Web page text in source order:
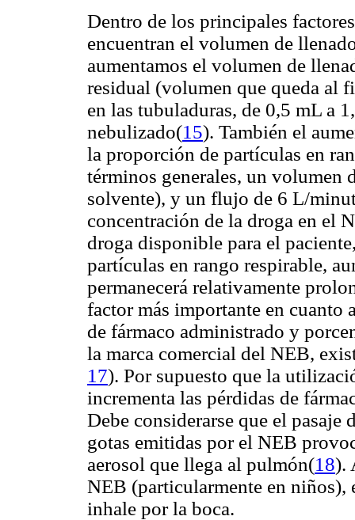
Dentro de los principales
encuentran el volumen de
aumentamos el volumen de
residual (volumen que queda al
en las tubuladuras, de 0,5 mL a
nebulizado(15). También el
la proporción de partículas en
términos generales, un volumen
solvente), y un flujo de 6 L/
concentración de la droga en el
droga disponible para el
partículas en rango respirable,
permanecerá relativamente
factor más importante en cuanto
de fármaco administrado y
la marca comercial del NEB,
17). Por supuesto que la
incrementa las pérdidas de
Debe considerarse que el
gotas emitidas por el NEB
aerosol que llega al pulmón(18).
NEB (particularmente en niños),
inhale por la boca.